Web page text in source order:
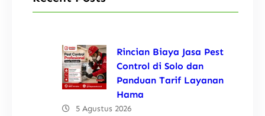
Rincian Biaya Jasa Pest
Control di Solo dan
Panduan Tarif Layanan
Hama
5 Agustus 2026